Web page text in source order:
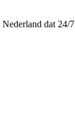
dat